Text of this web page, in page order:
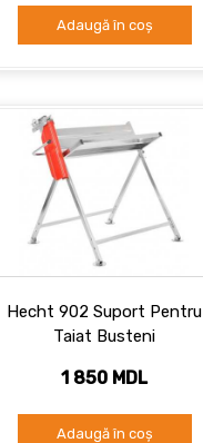
Adaugă în coș
Hecht 902 Suport Pentru
Taiat Busteni
1 850 MDL
Adaugă în coș